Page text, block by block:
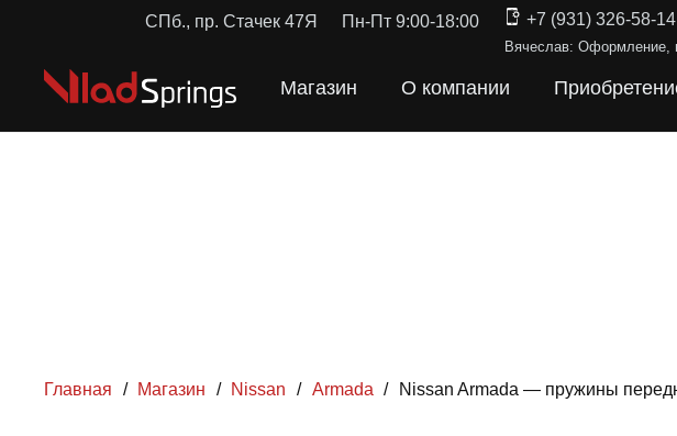
СПб., пр. Стачек 47Я Пн-Пт 9:00-18:00 +7 (931) 326-58-14
Вячеслав: Оформление,
Магазин О компании
Главная / Магазин / Nissan / Armada / Nissan Armada — пружины